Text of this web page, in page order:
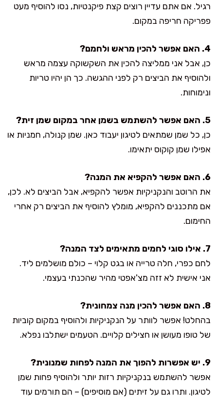
רגיל. אם אתם עדיין רוצים קצת פיקנטיות, נסו להוסיף מעט
פפריקה חריפה במקום.
4. האם אפשר להכין מראש ולחמם?
כן, אבל אני ממליצה להכין את השקשוקה עצמה מראש
ולהוסיף את הביצים רק לפני ההגשה. כך הן יהיו טריות
ונימוחות.
5. האם אפשר להשתמש בשמן אחר במקום שמן זית?
כן, כל שמן שמתאים לטיגון יעבוד כאן. שמן קנולה, חמניות או
אפילו שמן קוקוס יתאימו.
6. האם אפשר להקפיא את המנה?
את הרוטב והנקניקיות אפשר להקפיא, אבל הביצים לא. לכן,
אם מתכננים להקפיא, מומלץ להוסיף את הביצים רק אחרי
החימום.
7. אילו סוגי לחמים מתאימים לצד המנה?
לחם כפרי, חלה טרייה או בגט קלוי – כולם מושלמים ליד.
אני אישית לא זזה מצ'אפטי מהיר שהכנתי בעצמי.
8. האם אפשר להכין מנה צמחונית?
בהחלט! אפשר לוותר על הנקניקיות ולהוסיף במקום קוביות
של טופו מעושן או חצילים קלויים. הטעמים ישתלבו נפלא.
9. יש אפשרות להפוך את המנה לפחות שמנונית?
אפשר להשתמש בנקניקיות רזות יותר ולהוסיף פחות שמן
לטיגון. ותרו גם על זיתים (אם מוסיפים) – הם תורמים עוד